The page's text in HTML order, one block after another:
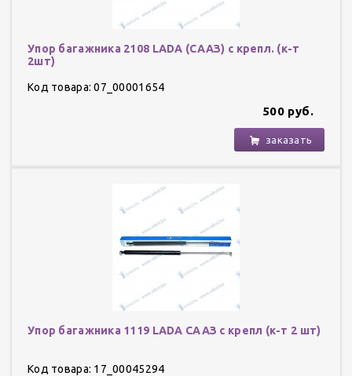
Упор багажника 2108 LADA (СААЗ) с крепл. (к-т
2шт)
Код товара: 07_00001654
500 руб.
заказать
Упор багажника 1119 LADA СААЗ с крепл (к-т 2 шт)
Код товара: 17_00045294